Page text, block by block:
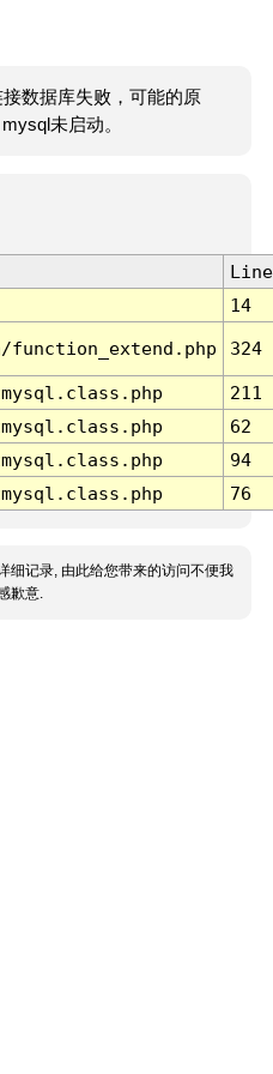
数据库失败，可能的原
未启动。
Line
14
324
211
62
94
76
细记录, 由此给您带来的访问不便我
歉意.